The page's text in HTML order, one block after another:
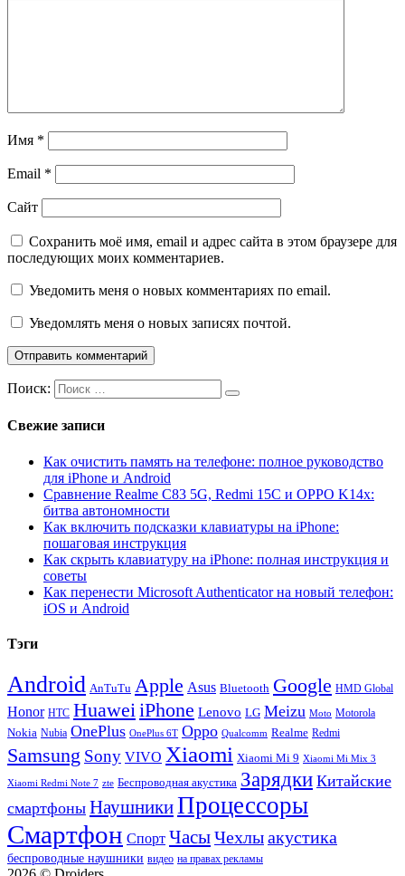
Имя *
Email *
Сайт
Сохранить моё имя, email и адрес сайта в этом браузере для
последующих моих комментариев.
Уведомить меня о новых комментариях по email.
Уведомлять меня о новых записях почтой.
Поиск:
Свежие записи
Как очистить память на телефоне: полное руководство
для iPhone и Android
Сравнение Realme C83 5G, Redmi 15C и OPPO K14x:
битва автономности
Как включить подсказки клавиатуры на iPhone:
пошаговая инструкция
Как скрыть клавиатуру на iPhone: полная инструкция и
советы
Как перенести Microsoft Authenticator на новый телефон:
iOS и Android
Тэги
Android AnTuTu Apple Asus Bluetooth Google HMD Global
Honor HTC HuaweiiPhone Lenovo LG Meizu Moto Motorola
Nokia Nubia OnePlus OnePlus 6T Oppo Qualcomm Realme Redmi
Samsung Sony VIVO Xiaomi Xiaomi Mi 9 Xiaomi Mi Mix 3
Xiaomi Redmi Note 7 zte Беспроводная акустика Зарядки Китайские
смартфоны НаушникиПроцессоры
Смартфон Спорт ЧасыЧехлыакустика
беспроводные наушники видео на правах рекламы